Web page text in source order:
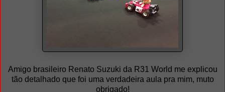
Amigo brasileiro Renato Suzuki da R31 World me explicou
tão detalhado que foi uma verdadeira aula pra mim, muto
obrigado!